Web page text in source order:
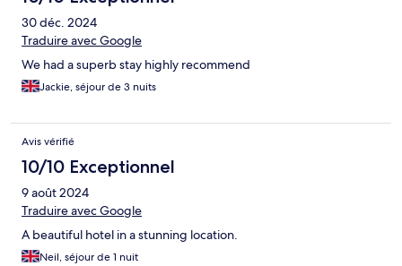
30 déc. 2024
Traduire avec Google
We had a superb stay highly recommend
Jackie, séjour de 3 nuits
Avis vérifié
10/10 Exceptionnel
9 août 2024
Traduire avec Google
A beautiful hotel in a stunning location.
Neil, séjour de 1 nuit